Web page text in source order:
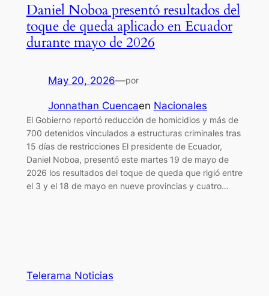
Daniel Noboa presentó resultados del
toque de queda aplicado en Ecuador
durante mayo de 2026
May 20, 2026—por
Jonnathan Cuencaen Nacionales
El Gobierno reportó reducción de homicidios y más de
700 detenidos vinculados a estructuras criminales tras
15 días de restricciones El presidente de Ecuador,
Daniel Noboa, presentó este martes 19 de mayo de
2026 los resultados del toque de queda que rigió entre
el 3 y el 18 de mayo en nueve provincias y cuatro…
Telerama Noticias